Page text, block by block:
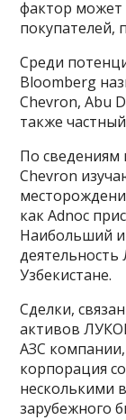
фактор может
покупателей,
Среди
Bloomberg
Chevron, Abu
также
По сведениям
Chevron
как Adnoc
Наибольший
Узбекистане.
Сделки,
активов
АЗС
корпорация
несколькими
зарубежного